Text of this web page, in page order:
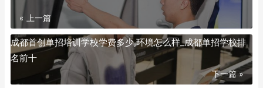
« 上一篇
成都首创单招培训学校学费多少,环境怎么样_成都单招学校排
名前十
下一篇 »